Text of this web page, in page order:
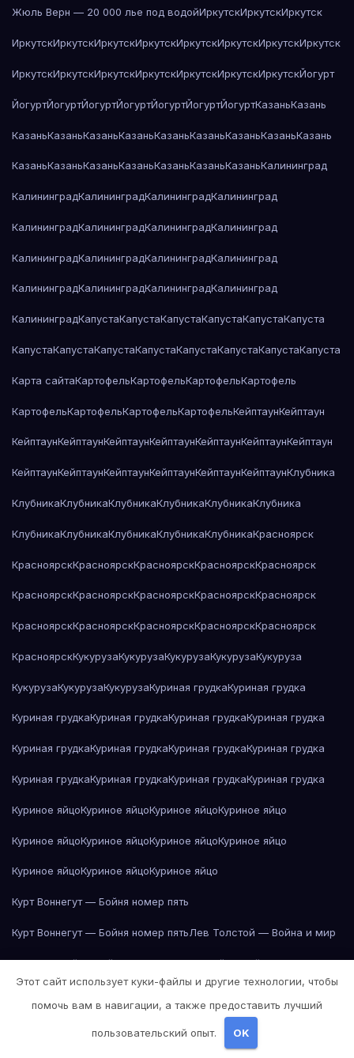
Жюль Верн — 20 000 лье под водойИркутскИркутскИркутск
ИркутскИркутскИркутскИркутскИркутскИркутскИркутскИркутск
ИркутскИркутскИркутскИркутскИркутскИркутскИркутскЙогурт
ЙогуртЙогуртЙогуртЙогуртЙогуртЙогуртЙогуртКазаньКазань
КазаньКазаньКазаньКазаньКазаньКазаньКазаньКазаньКазань
КазаньКазаньКазаньКазаньКазаньКазаньКазаньКалининград
КалининградКалининградКалининградКалининград
КалининградКалининградКалининградКалининград
КалининградКалининградКалининградКалининград
КалининградКалининградКалининградКалининград
КалининградКапустаКапустаКапустаКапустаКапустаКапуста
КапустаКапустаКапустаКапустаКапустаКапустаКапустаКапуста
Карта сайтаКартофельКартофельКартофельКартофель
КартофельКартофельКартофельКартофельКейптаунКейптаун
КейптаунКейптаунКейптаунКейптаунКейптаунКейптаунКейптаун
КейптаунКейптаунКейптаунКейптаунКейптаунКейптаунКлубника
КлубникаКлубникаКлубникаКлубникаКлубникаКлубника
КлубникаКлубникаКлубникаКлубникаКлубникаКрасноярск
КрасноярскКрасноярскКрасноярскКрасноярскКрасноярск
КрасноярскКрасноярскКрасноярскКрасноярскКрасноярск
КрасноярскКрасноярскКрасноярскКрасноярскКрасноярск
КрасноярскКукурузаКукурузаКукурузаКукурузаКукуруза
КукурузаКукурузаКукурузаКуриная грудкаКуриная грудка
Куриная грудкаКуриная грудкаКуриная грудкаКуриная грудка
Куриная грудкаКуриная грудкаКуриная грудкаКуриная грудка
Куриная грудкаКуриная грудкаКуриная грудкаКуриная грудка
Куриное яйцоКуриное яйцоКуриное яйцоКуриное яйцо
Куриное яйцоКуриное яйцоКуриное яйцоКуриное яйцо
Куриное яйцоКуриное яйцоКуриное яйцо
Курт Воннегут — Бойня номер пять
Курт Воннегут — Бойня номер пятьЛев Толстой — Война и мир
Лев Толстой — Война и мирЛев Толстой — Война и мир
Этот сайт использует куки-файлы и другие технологии, чтобы
помочь вам в навигации, а также предоставить лучший
пользовательский опыт. OK